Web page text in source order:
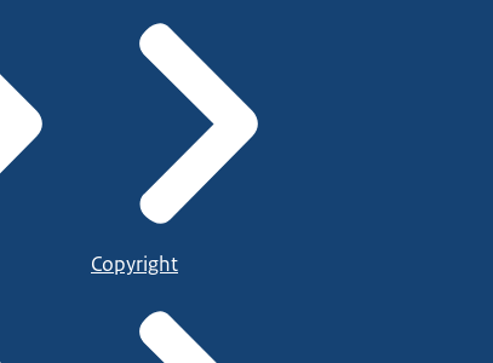
Copyright